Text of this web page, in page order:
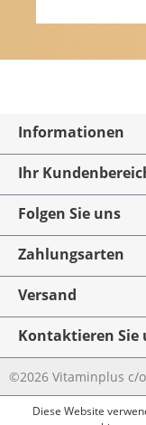
Informationen
Ihr
Folgen Sie uns
Zahlungsarten
Versand
Kontaktieren Sie
©2026 Vitaminplus c/
Diese Website